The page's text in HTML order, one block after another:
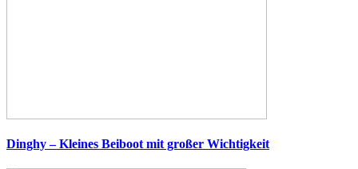
Dinghy – Kleines Beiboot mit großer Wichtigkeit